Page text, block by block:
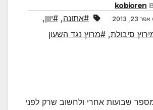
kobioren
אפר 23, 2013 #אתונה, #יוון,
סיבולת, #מרוץ נגד השעון
שבועות אחרי ולחשוב שרק לפני